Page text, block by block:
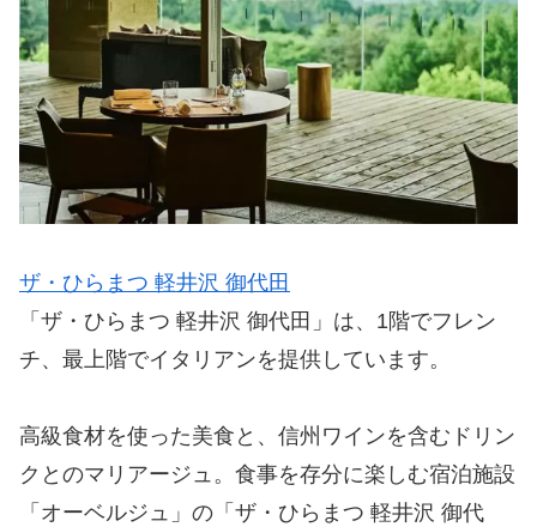
ザ・ひらまつ 軽井沢 御代田
「ザ・ひらまつ 軽井沢 御代田」は、1階でフレン
チ、最上階でイタリアンを提供しています。
高級食材を使った美食と、信州ワインを含むドリン
クとのマリアージュ。食事を存分に楽しむ宿泊施設
「オーベルジュ」の「ザ・ひらまつ 軽井沢 御代